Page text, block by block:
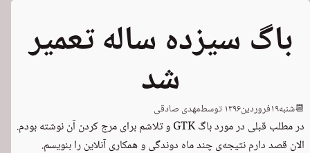
باگ سیزده ساله تعمیر
شد 📆شنبه۱۹فروردین۱۳۹۶ توسطمهدی صادقی
در مطلب قبلی در مورد باگ GTK و تلاشم برای مرج کردن آن نوشته بودم.
الان قصد دارم نتیجه‌ی چند ماه دوندگی و همکاری آنلاین را بنویسم.